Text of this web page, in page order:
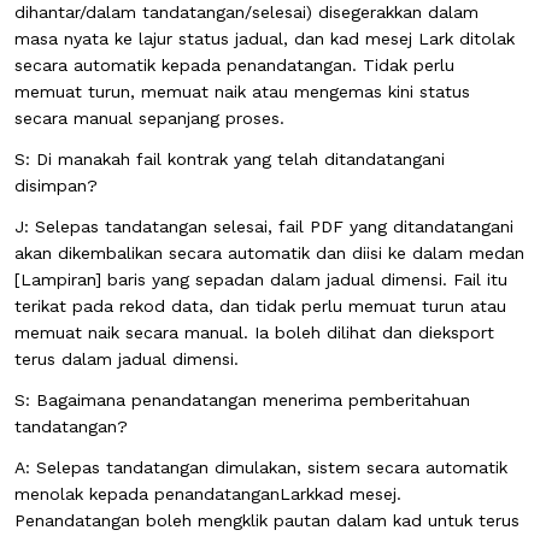
dihantar/dalam tandatangan/selesai) disegerakkan dalam
masa nyata ke lajur status jadual, dan kad mesej Lark ditolak
secara automatik kepada penandatangan. Tidak perlu
memuat turun, memuat naik atau mengemas kini status
secara manual sepanjang proses.
S: Di manakah fail kontrak yang telah ditandatangani
disimpan?
J: Selepas tandatangan selesai, fail PDF yang ditandatangani
akan dikembalikan secara automatik dan diisi ke dalam medan
[Lampiran] baris yang sepadan dalam jadual dimensi. Fail itu
terikat pada rekod data, dan tidak perlu memuat turun atau
memuat naik secara manual. Ia boleh dilihat dan dieksport
terus dalam jadual dimensi.
S: Bagaimana penandatangan menerima pemberitahuan
tandatangan?
A: Selepas tandatangan dimulakan, sistem secara automatik
menolak kepada penandatanganLarkkad mesej.
Penandatangan boleh mengklik pautan dalam kad untuk terus